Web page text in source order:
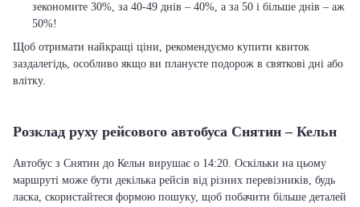
зекономите 30%, за 40-49 днів – 40%, а за 50 і більше днів – аж
50%!
Щоб отримати найкращі ціни, рекомендуємо купити квиток
заздалегідь, особливо якщо ви плануєте подорож в святкові дні або
влітку.
Розклад руху рейсового автобуса Снятин – Кельн
Автобус з Снятин до Кельн вирушає о 14:20. Оскільки на цьому
маршруті може бути декілька рейсів від різних перевізників, будь
ласка, скористайтеся формою пошуку, щоб побачити більше деталей